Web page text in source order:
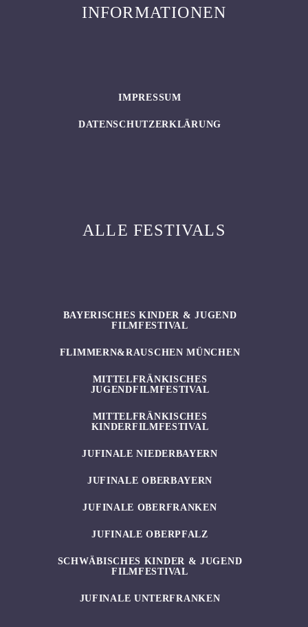
INFORMATIONEN
IMPRESSUM
DATENSCHUTZERKLÄRUNG
ALLE FESTIVALS
BAYERISCHES KINDER & JUGEND
FILMFESTIVAL
FLIMMERN&RAUSCHEN MÜNCHEN
MITTELFRÄNKISCHES
JUGENDFILMFESTIVAL
MITTELFRÄNKISCHES
KINDERFILMFESTIVAL
JUFINALE NIEDERBAYERN
JUFINALE OBERBAYERN
JUFINALE OBERFRANKEN
JUFINALE OBERPFALZ
SCHWÄBISCHES KINDER & JUGEND
FILMFESTIVAL
JUFINALE UNTERFRANKEN